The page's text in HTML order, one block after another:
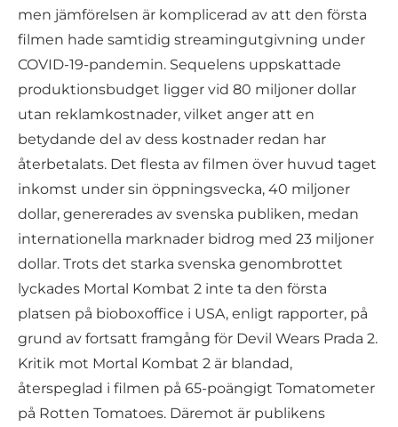
men jämförelsen är komplicerad av att den första
filmen hade samtidig streamingutgivning under
COVID-19-pandemin. Sequelens uppskattade
produktionsbudget ligger vid 80 miljoner dollar
utan reklamkostnader, vilket anger att en
betydande del av dess kostnader redan har
återbetalats. Det flesta av filmen över huvud taget
inkomst under sin öppningsvecka, 40 miljoner
dollar, genererades av svenska publiken, medan
internationella marknader bidrog med 23 miljoner
dollar. Trots det starka svenska genombrottet
lyckades Mortal Kombat 2 inte ta den första
platsen på bioboxoffice i USA, enligt rapporter, på
grund av fortsatt framgång för Devil Wears Prada 2.
Kritik mot Mortal Kombat 2 är blandad,
återspeglad i filmen på 65-poängigt Tomatometer
på Rotten Tomatoes. Däremot är publikens